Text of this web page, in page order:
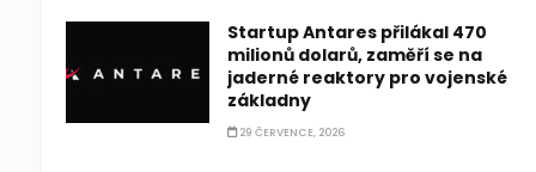
Startup Antares přilákal 470
milionů dolarů, zaměří se na
jaderné reaktory pro vojenské
základny
29 ČERVENCE, 2026